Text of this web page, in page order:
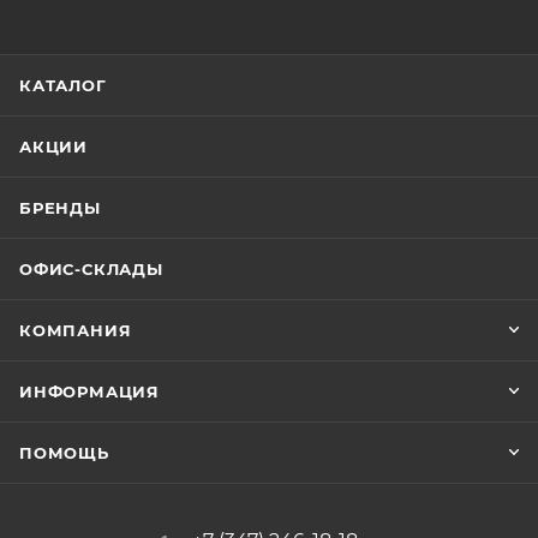
КАТАЛОГ
АКЦИИ
БРЕНДЫ
ОФИС-СКЛАДЫ
КОМПАНИЯ
ИНФОРМАЦИЯ
ПОМОЩЬ